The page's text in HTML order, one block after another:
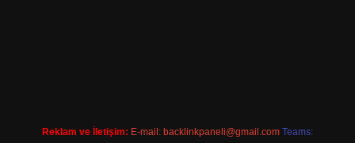
Reklam ve İletişim: E-mail: backlinkpaneli@gmail.com Teams: